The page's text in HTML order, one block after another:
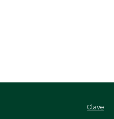
Clave